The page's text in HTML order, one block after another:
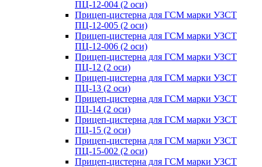
ПЦ-12-004 (2 оси)
Прицеп-цистерна для ГСМ марки УЗСТ
ПЦ-12-005 (2 оси)
Прицеп-цистерна для ГСМ марки УЗСТ
ПЦ-12-006 (2 оси)
Прицеп-цистерна для ГСМ марки УЗСТ
ПЦ-12 (2 оси)
Прицеп-цистерна для ГСМ марки УЗСТ
ПЦ-13 (2 оси)
Прицеп-цистерна для ГСМ марки УЗСТ
ПЦ-14 (2 оси)
Прицеп-цистерна для ГСМ марки УЗСТ
ПЦ-15 (2 оси)
Прицеп-цистерна для ГСМ марки УЗСТ
ПЦ-15-002 (2 оси)
Прицеп-цистерна для ГСМ марки УЗСТ